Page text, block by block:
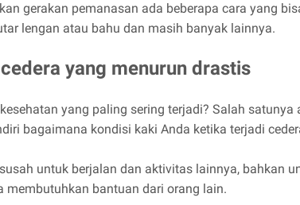
gerakan pemanasan ada beberapa cara yang
lengan atau bahu dan masih banyak lainnya.
yang menurun drastis
yang paling sering terjadi? Salah satunya
bagaimana kondisi kaki Anda ketika terjadi
untuk berjalan dan aktivitas lainnya, bahkan
membutuhkan bantuan dari orang lain.